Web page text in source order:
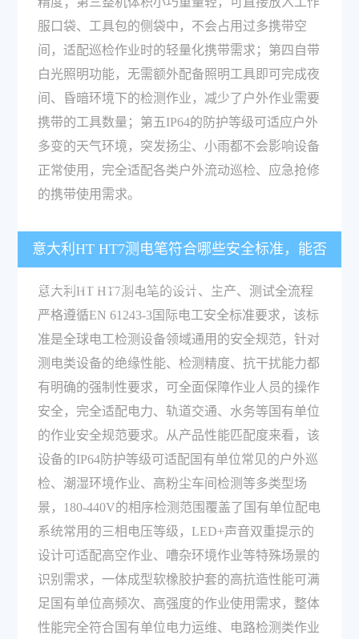
服口袋、工具包的侧袋中，不会占用过多携带空
间，适配巡检作业时的轻量化携带需求；第四自带
白光照明功能，无需额外配备照明工具即可完成夜
间、昏暗环境下的检测作业，减少了户外作业需要
携带的工具数量；第五IP64的防护等级可适应户外
多变的天气环境，突发扬尘、小雨都不会影响设备
正常使用，完全适配各类户外流动巡检、应急抢修
的携带使用需求。
意大利HT HT7测电笔符合哪些安全标准，能否
满足国有单位的作业规范要求？
意大利HT HT7测电笔的设计、生产、测试全流程
严格遵循EN 61243-3国际电工安全标准要求，该标
准是全球电工检测设备领域通用的安全规范，针对
测电类设备的绝缘性能、检测精度、抗干扰能力都
有明确的强制性要求，可全面保障作业人员的操作
安全，完全适配电力、轨道交通、水务等国有单位
的作业安全规范要求。从产品性能匹配度来看，该
设备的IP64防护等级可适配国有单位常见的户外巡
检、潮湿环境作业、高粉尘车间检测等多类型场
景，180-440V的相序检测范围覆盖了国有单位配电
系统常用的三相电压等级，LED+声音双重提示的
设计可适配高空作业、嘈杂环境作业等特殊场景的
识别需求，一体成型软橡胶护套的高抗造性能可满
足国有单位高频次、高强度的作业使用需求，整体
性能完全符合国有单位电力运维、电路检测类作业